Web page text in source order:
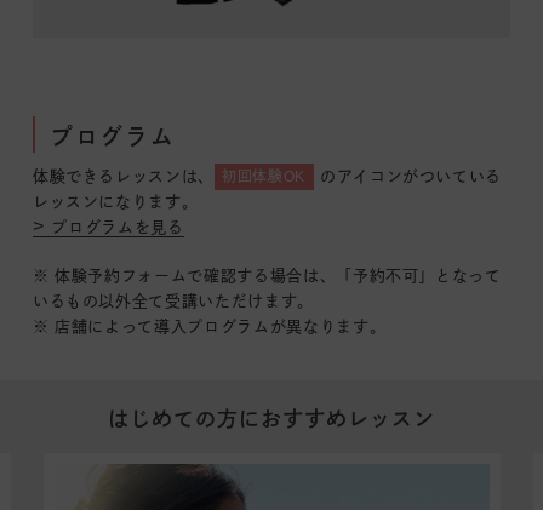
プログラム
体験できるレッスンは、 初回体験OK
のアイコンがついている
レッスンになります。
プログラムを見る
※ 体験予約フォームで確認する場合は、「予約不可」となって
いるもの以外全て受講いただけます。
※ 店舗によって導入プログラムが異なります。
はじめての方におすすめレッスン